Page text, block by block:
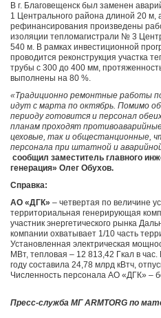
В г. Благовещенск был заменен
1 Центрального района длиной 20 м,
рефинансирования произведены
изоляции тепломагистрали № 3
540 м. В рамках инвестиционной
проводится реконструкция участка
трубы с 300 до 400 мм,
выполнены на 80 %.
«Традиционно ремонтные работы
идут с марта по октябрь. Помимо
периоду готовится и персонал
планам проходят
цеховые, так и общестанционные,
персонала при штатной и
сообщил заместитель главного
генерация» Олег Обухов.
Справка:
АО «ДГК» – четвертая по величине
территориальная генерирующая
участник энергетического рынка
компании охватывает 1/10 часть
Установленная электрическая
МВт, тепловая – 12 813,42 Гкал в
году составила 24,78 млрд кВтч,
Численность персонала АО «ДГК» –
Пресс-служба МГ ARMTORG по